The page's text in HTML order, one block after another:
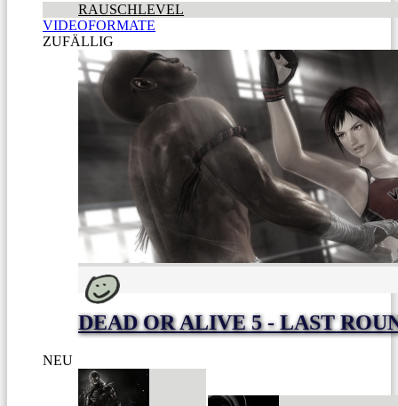
RAUSCHLEVEL
VIDEOFORMATE
ZUFÄLLIG
DEAD OR ALIVE 5 - LAST
NEU